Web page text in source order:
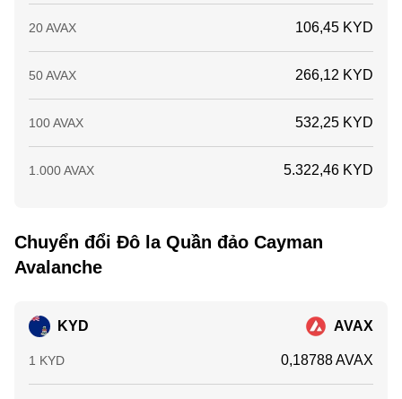
20 AVAX 106,45 KYD
50 AVAX 266,12 KYD
100 AVAX 532,25 KYD
1.000 AVAX 5.322,46 KYD
Chuyển đổi Đô la Quần đảo Cayman
Avalanche
KYD AVAX
1 KYD 0,18788 AVAX